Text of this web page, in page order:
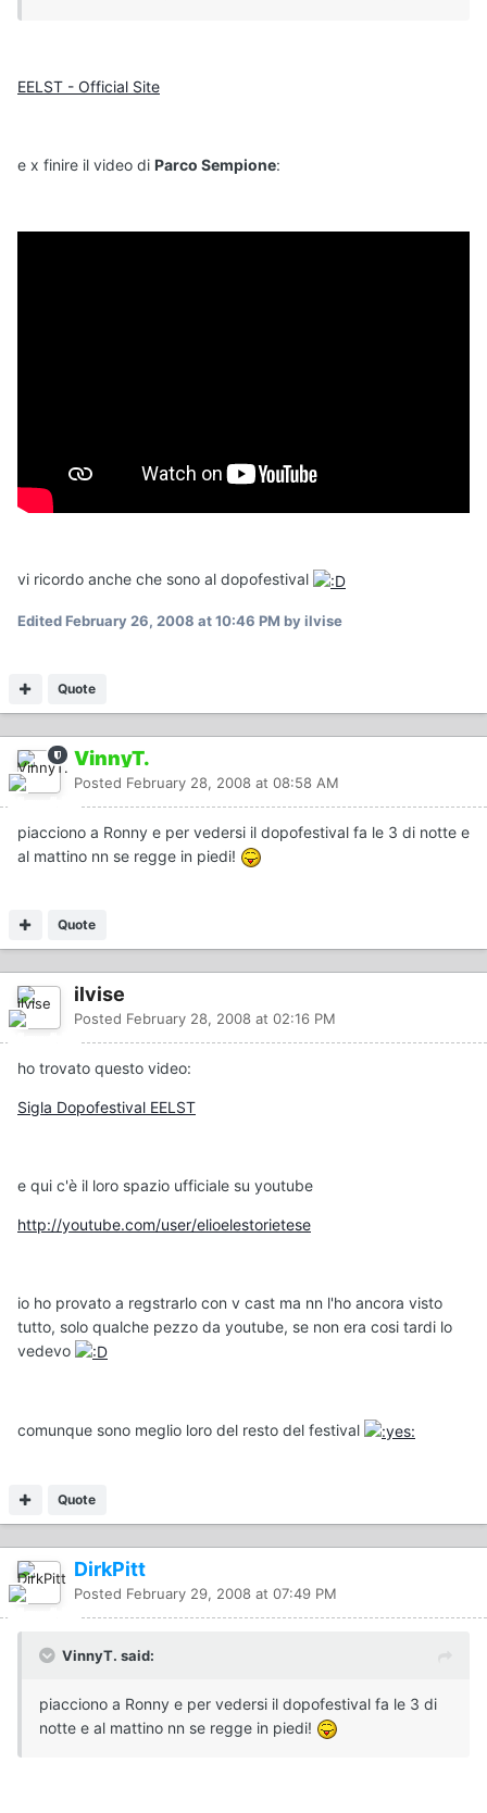
EELST - Official Site
e x finire il video di Parco Sempione:
vi ricordo anche che sono al dopofestival
EditedFebruary 26, 2008 at 10:46 PM by ilvise
Quote
VinnyT.
Posted February 28, 2008 at 08:58 AM
piacciono a Ronny e per vedersi il dopofestival fa le 3 di notte e
al mattino nn se regge in piedi!
Quote
ilvise
Posted February 28, 2008 at 02:16 PM
ho trovato questo video:
Sigla Dopofestival EELST
e qui c'è il loro spazio ufficiale su youtube
http://youtube.com/user/elioelestorietese
io ho provato a regstrarlo con v cast ma nn l'ho ancora visto
tutto, solo qualche pezzo da youtube, se non era cosi tardi lo
vedevo
comunque sono meglio loro del resto del festival
Quote
DirkPitt
Posted February 29, 2008 at 07:49 PM
VinnyT. said:
piacciono a Ronny e per vedersi il dopofestival fa le 3 di
notte e al mattino nn se regge in piedi!